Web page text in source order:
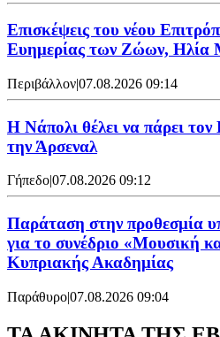
Επισκέψεις του νέου
Ευημερίας των Ζώων, Ηλία
Περιβάλλον|07.08.2026 09:14
Η Νάπολι θέλει να πάρει
την Άρσεναλ
Γήπεδο|07.08.2026 09:12
Παράταση στην προθεσμία
για το συνέδριο «Μουσική
Κυπριακής Ακαδημίας
Παράθυρο|07.08.2026 09:04